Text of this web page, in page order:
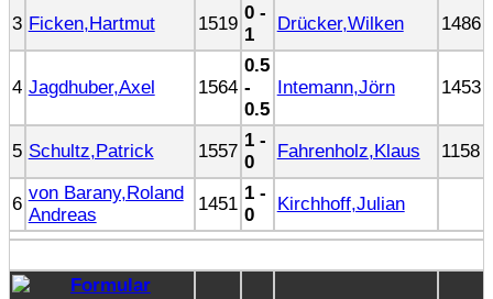
3 Ficken,Hartmut 1519
0 -
1
Drücker,Wilken 1486
4 Jagdhuber,Axel 1564
0.5
-
0.5
Intemann,Jörn 1453
5 Schultz,Patrick 1557
1 -
0
Fahrenholz,Klaus 1158
6
von Barany,Roland
Andreas
1451
1 -
0
Kirchhoff,Julian